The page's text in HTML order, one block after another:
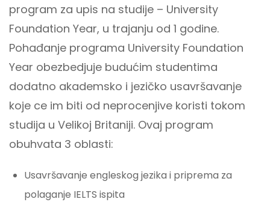
program za upis na studije – University
Foundation Year, u trajanju od 1 godine.
Pohađanje programa University Foundation
Year obezbedjuje budućim studentima
dodatno akademsko i jezičko usavršavanje
koje ce im biti od neprocenjive koristi tokom
studija u Velikoj Britaniji. Ovaj program
obuhvata 3 oblasti:
Usavršavanje engleskog jezika i priprema za
polaganje IELTS ispita